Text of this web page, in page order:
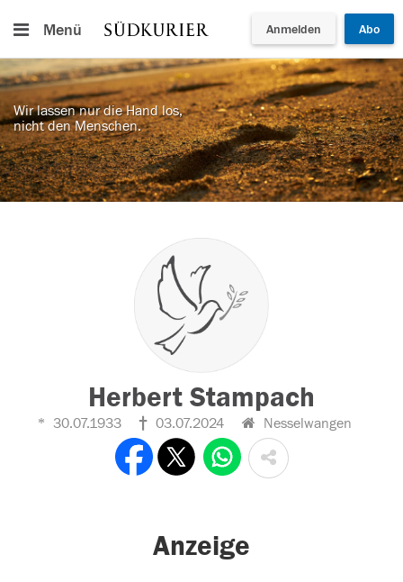
Menü Anmelden Abo
Wir lassen nur die Hand los,
nicht den Menschen.
Herbert Stampach
30.07.1933 03.07.2024 Nesselwangen
Anzeige